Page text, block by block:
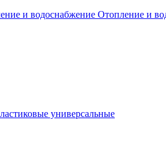
Отопление и
универсальные